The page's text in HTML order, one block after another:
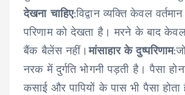
देखना चाहिए:विद्वान व्यक्ति केवल
परिणाम को देखता है। मरने के बाद
बैंक बैलेंस नहीं।मांसाहार के दुष्परिणाम:
नरक में दुर्गति भोगनी पड़ती है। पैसा
कसाई और पापियों के पास भी पैसा